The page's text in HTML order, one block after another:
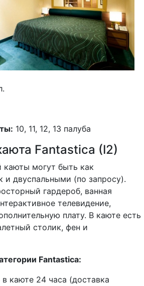
10, 11, 12, 13 палуба
Fantastica (I2)
каюты могут быть как
и двуспальными (по запросу).
гардероб, ванная
телевидение,
плату. В каюте есть
столик, фен и
Fantastica:
каюте 24 часа (доставка